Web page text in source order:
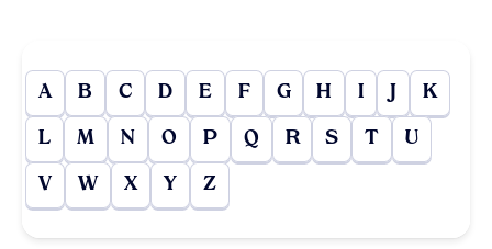
A B C D E F G H I J K
L M N O P Q R S T U
V W X Y Z